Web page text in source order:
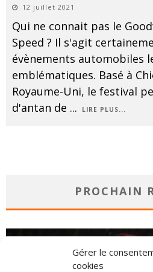
Gérer le
cookies
12 juillet 2021
Qui ne connait pas le
Speed ? Il s'agit
évènements automobiles
emblématiques. Basé à
Royaume-Uni, le festival
d'antan de ... LIRE PLUS...
PROCHAIN